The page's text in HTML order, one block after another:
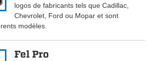
logos de fabricants tels que Cadillac,
Chevrolet, Ford ou Mopar et sont
modèles.
Fel Pro